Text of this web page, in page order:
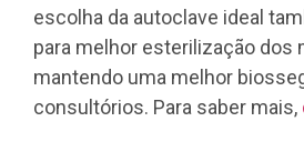
escolha da autoclave ideal
para melhor esterilização dos
mantendo uma melhor
consultórios. Para saber mais,